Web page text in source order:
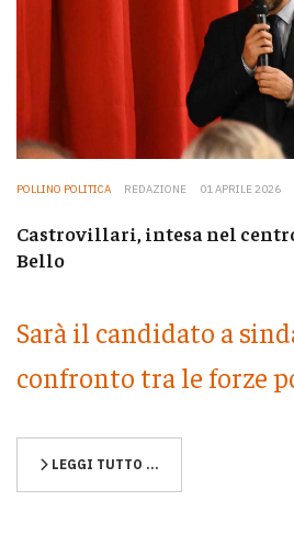
POLLINO POLITICA REDAZIONE 01 APRILE 2026
Castrovillari, intesa nel
Bello
Sarà il candidato a
confronto tra le forze
LEGGI TUTTO …